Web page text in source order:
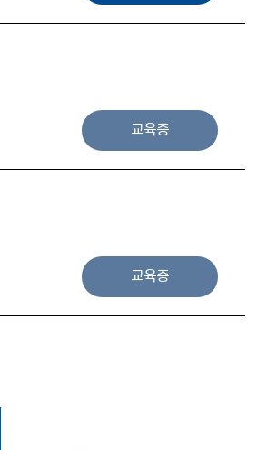
교육중
교육중